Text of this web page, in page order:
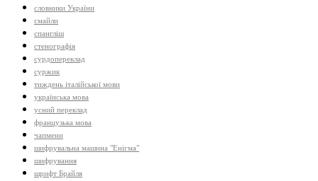
словники України
смайли
спангліш
стенографія
сурдопереклад
суржик
тиждень італійської мови
українська мова
усний переклад
французька мова
чапмени
шифрувальна машина "Енігма"
шифрування
шрифт Брайля